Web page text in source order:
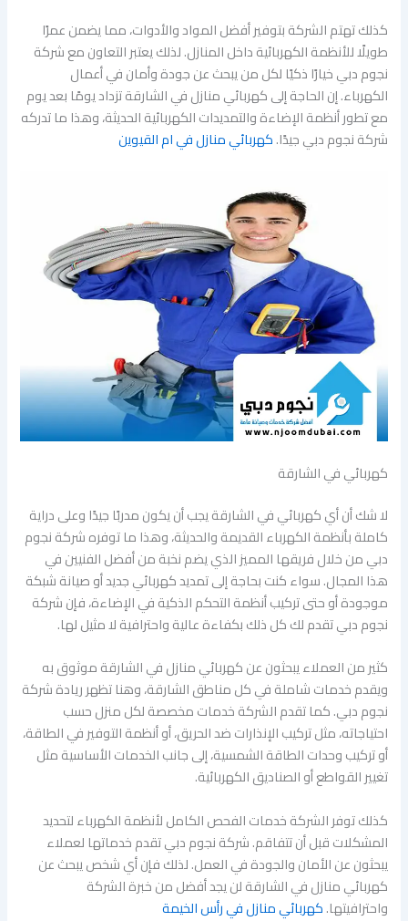
كذلك تهتم الشركة بتوفير أفضل المواد والأدوات، مما يضمن عمرًا
طويلًا للأنظمة الكهربائية داخل المنازل. لذلك يعتبر التعاون مع شركة
نجوم دبي خيارًا ذكيًا لكل من يبحث عن جودة وأمان في أعمال
الكهرباء. إن الحاجة إلى كهربائي منازل في الشارقة تزداد يومًا بعد يوم
مع تطور أنظمة الإضاءة والتمديدات الكهربائية الحديثة، وهذا ما تدركه
شركة نجوم دبي جيدًا.كهربائي منازل في ام القيوين
كهربائي في الشارقة
لا شك أن أي كهربائي في الشارقة يجب أن يكون مدربًا جيدًا وعلى دراية
كاملة بأنظمة الكهرباء القديمة والحديثة، وهذا ما توفره شركة نجوم
دبي من خلال فريقها المميز الذي يضم نخبة من أفضل الفنيين في
هذا المجال. سواء كنت بحاجة إلى تمديد كهربائي جديد أو صيانة شبكة
موجودة أو حتى تركيب أنظمة التحكم الذكية في الإضاءة، فإن شركة
نجوم دبي تقدم لك كل ذلك بكفاءة عالية واحترافية لا مثيل لها.
كثير من العملاء يبحثون عن كهربائي منازل في الشارقة موثوق به
ويقدم خدمات شاملة في كل مناطق الشارقة، وهنا تظهر ريادة شركة
نجوم دبي. كما تقدم الشركة خدمات مخصصة لكل منزل حسب
احتياجاته، مثل تركيب الإنذارات ضد الحريق، أو أنظمة التوفير في الطاقة،
أو تركيب وحدات الطاقة الشمسية، إلى جانب الخدمات الأساسية مثل
تغيير القواطع أو الصناديق الكهربائية.
كذلك توفر الشركة خدمات الفحص الكامل لأنظمة الكهرباء لتحديد
المشكلات قبل أن تتفاقم. شركة نجوم دبي تقدم خدماتها لعملاء
يبحثون عن الأمان والجودة في العمل. لذلك فإن أي شخص يبحث عن
كهربائي منازل في الشارقة لن يجد أفضل من خبرة الشركة
واحترافيتها.كهربائي منازل في رأس الخيمة